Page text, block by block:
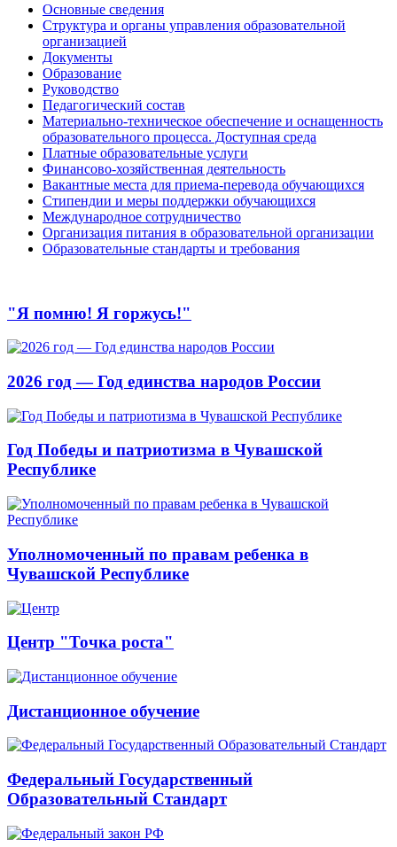
Основные сведения
Структура и органы управления образовательной
организацией
Документы
Образование
Руководство
Педагогический состав
Материально-техническое обеспечение и оснащенность
образовательного процесса. Доступная среда
Платные образовательные услуги
Финансово-хозяйственная деятельность
Вакантные места для приема-перевода обучающихся
Стипендии и меры поддержки обучающихся
Международное сотрудничество
Организация питания в образовательной организации
Образовательные стандарты и требования
"Я помню! Я горжусь!"
2026 год — Год единства народов России
Год Победы и патриотизма в Чувашской
Республике
Уполномоченный по правам ребенка в
Чувашской Республике
Центр "Точка роста"
Дистанционное обучение
Федеральный Государственный
Образовательный Стандарт